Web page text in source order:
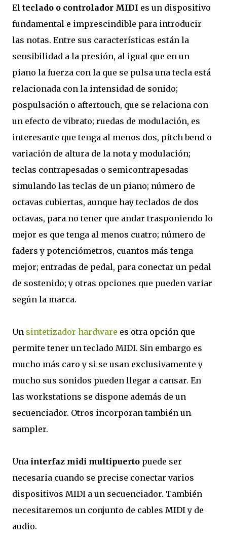
El teclado o controlador MIDI es un dispositivo
fundamental e imprescindible para introducir
las notas. Entre sus características están la
sensibilidad a la presión, al igual que en un
piano la fuerza con la que se pulsa una tecla está
relacionada con la intensidad de sonido;
pospulsación o aftertouch, que se relaciona con
un efecto de vibrato; ruedas de modulación, es
interesante que tenga al menos dos, pitch bend o
variación de altura de la nota y modulación;
teclas contrapesadas o semicontrapesadas
simulando las teclas de un piano; número de
octavas cubiertas, aunque hay teclados de dos
octavas, para no tener que andar trasponiendo lo
mejor es que tenga al menos cuatro; número de
faders y potenciómetros, cuantos más tenga
mejor; entradas de pedal, para conectar un pedal
de sostenido; y otras opciones que pueden variar
según la marca.
Un sintetizador hardware es otra opción que
permite tener un teclado MIDI. Sin embargo es
mucho más caro y si se usan exclusivamente y
mucho sus sonidos pueden llegar a cansar. En
las workstations se dispone además de un
secuenciador. Otros incorporan también un
sampler.
Una interfaz midi multipuerto puede ser
necesaria cuando se precise conectar varios
dispositivos MIDI a un secuenciador. También
necesitaremos un conjunto de cables MIDI y de
audio.